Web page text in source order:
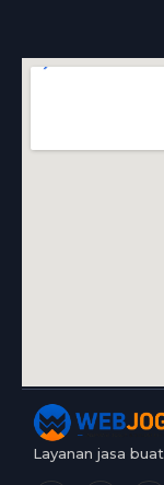
Layanan jasa